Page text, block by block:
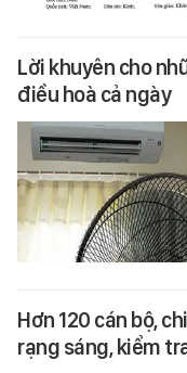
Lời khuyên cho
điều hoà cả ngày
Hơn 120 cán bộ,
rạng sáng, kiểm